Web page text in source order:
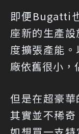
即便Bugatti
座新的生產
度擴張產能
廠依舊很小，
但是在超豪
其實並不稀